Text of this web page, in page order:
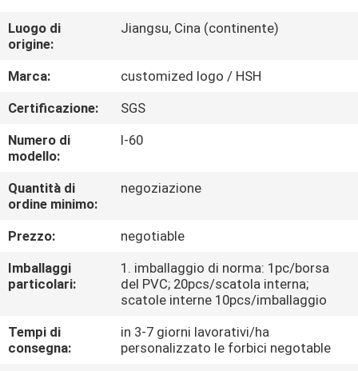
NOI
GIRO
DELLA
FABBRICA
CONTROLLO
DI
QUALITÀ
CONTATTICI
RICHIEDA
Luogo di
origine:
Jiangsu, Cina (continente)
Marca:
customized logo / HSH
Certificazione:
SGS
Numero di
modello:
I-60
Quantità di
ordine minimo:
negoziazione
Prezzo:
negotiable
Imballaggi
particolari:
1. imballaggio di norma: 1pc/borsa
del PVC; 20pcs/scatola interna;
scatole interne 10pcs/imballaggio
Tempi di
consegna:
in 3-7 giorni lavorativi/ha
personalizzato le forbici negotable